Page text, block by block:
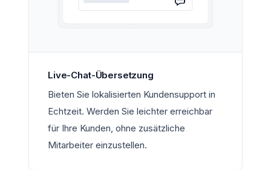
Live-Chat-Übersetzung
Bieten Sie lokalisierten Kundensupport in
Echtzeit. Werden Sie leichter erreichbar
für Ihre Kunden, ohne zusätzliche
Mitarbeiter einzustellen.